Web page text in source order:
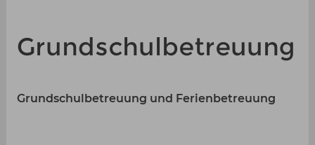
Grundschulbetreuung
Grundschulbetreuung und Ferienbetreuung